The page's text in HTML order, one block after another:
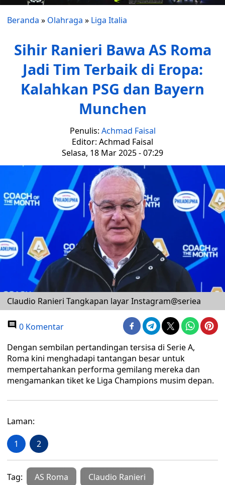
Beranda » Olahraga » Liga Italia
Sihir Ranieri Bawa AS Roma
Jadi Tim Terbaik di Eropa:
Kalahkan PSG dan Bayern
Munchen
Penulis: Achmad Faisal
Editor: Achmad Faisal
Selasa, 18 Mar 2025 - 07:29
Claudio Ranieri Tangkapan layar Instagram@seriea
0 Komentar
Dengan sembilan pertandingan tersisa di Serie A,
Roma kini menghadapi tantangan besar untuk
mempertahankan performa gemilang mereka dan
mengamankan tiket ke Liga Champions musim depan.
Laman:
1 2
Tag: AS Roma Claudio Ranieri